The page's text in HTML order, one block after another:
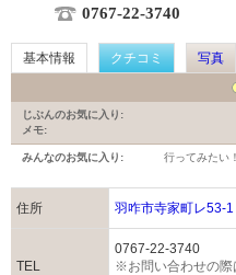
0767-22-3740
基本情報 クチコミ
写真
じぶんのお気に入り:
メモ:
みんなのお気に入り: 行ってみたい
住所 羽咋市寺家町レ53-1
TEL
0767-22-3740
※お問い合わせの際